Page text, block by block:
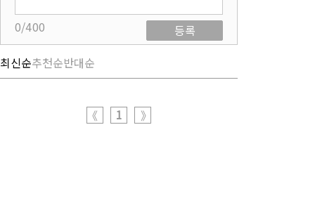
0/400
등록
최신순추천순반대순
《 1 》